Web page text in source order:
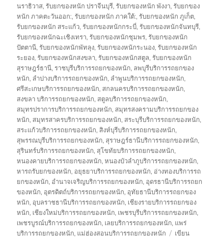
นราธิวาส,รับยกของหนัก ปราจีนบุรี,รับยกของหนัก พังงา,รับยกของ
หนัก ภาคตะวันออก:,รับยกของหนัก ภาคใต้:,รับยกของหนัก ภูเก็ต,
รับยกของหนัก สระแก้ว,รับยกของหนักกระบี่,รับยกของหนักจันทบุรี,
รับยกของหนักฉะเชิงเทรา,รับยกของหนักชุมพร,รับยกของหนัก
ปัตตานี,รับยกของหนักพัทลุง,รับยกของหนักระนอง,รับยกของหนัก
ระยอง,รับยกของหนักสงขลา,รับยกของหนักสตูล,รับยกของหนัก
สุราษฎร์ธานี,ราชบุรีบริการรถยกของหนัก, ลพบุรีบริการรถยกของ
หนัก, ลำปางบริการรถยกของหนัก, ลำพูนบริการรถยกของหนัก,
ศรีสะเกษบริการรถยกของหนัก, สกลนครบริการรถยกของหนัก,
สงขลา บริการรถยกของหนัก, สตูลบริการรถยกของหนัก,
สมุทรปราการบริการรถยกของหนัก, สมุทรสงครามบริการรถยกของ
หนัก, สมุทรสาครบริการรถยกของหนัก, สระบุรีบริการรถยกของหนัก,
สระแก้วบริการรถยกของหนัก, สิงห์บุรีบริการรถยกของหนัก,
สุพรรณบุรีบริการรถยกของหนัก, สุราษฎร์ธานีบริการรถยกของหนัก,
สุรินทร์บริการรถยกของหนัก, สุโขทัยบริการรถยกของหนัก,
หนองคายบริการรถยกของหนัก,หนองบัวลำภูบริการรถยกของหนัก,
หารถรับยกของหนัก, อยุธยาบริการรถยกของหนัก, อ่างทองบริการรถ
ยกของหนัก, อำนาจเจริญบริการรถยกของหนัก, อุดรธานีบริการรถยก
ของหนัก, อุตรดิตถ์บริการรถยกของหนัก, อุทัยธานีบริการรถยกของ
หนัก, อุบลราชธานีบริการรถยกของหนัก, เชียงรายบริการรถยกของ
หนัก, เชียงใหม่บริการรถยกของหนัก, เพชรบุรีบริการรถยกของหนัก,
เพชรบูรณ์บริการรถยกของหนัก, เลยบริการรถยกของหนัก, แพร่
บริการรถยกของหนัก, แม่ฮ่องสอนบริการรถยกของหนัก
เขียน